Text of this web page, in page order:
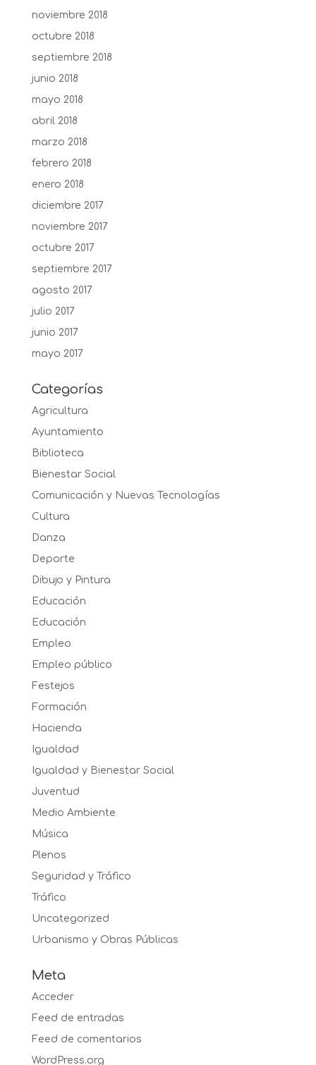
noviembre 2018
octubre 2018
septiembre 2018
junio 2018
mayo 2018
abril 2018
marzo 2018
febrero 2018
enero 2018
diciembre 2017
noviembre 2017
octubre 2017
septiembre 2017
agosto 2017
julio 2017
junio 2017
mayo 2017
Categorías
Agricultura
Ayuntamiento
Biblioteca
Bienestar Social
Comunicación y Nuevas Tecnologías
Cultura
Danza
Deporte
Dibujo y Pintura
Educación
Educación
Empleo
Empleo público
Festejos
Formación
Hacienda
Igualdad
Igualdad y Bienestar Social
Juventud
Medio Ambiente
Música
Plenos
Seguridad y Tráfico
Tráfico
Uncategorized
Urbanismo y Obras Públicas
Meta
Acceder
Feed de entradas
Feed de comentarios
WordPress.org